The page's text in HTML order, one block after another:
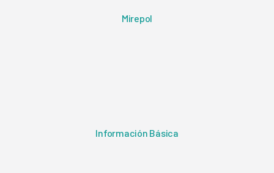
Mirepol
Información Básica